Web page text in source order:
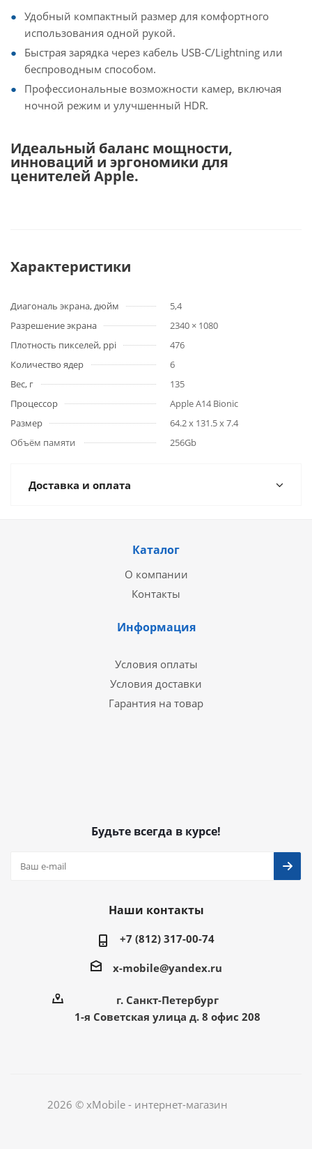
Удобный компактный размер для комфортного
использования одной рукой.
Быстрая зарядка через кабель USB-C/Lightning или
беспроводным способом.
Профессиональные возможности камер, включая
ночной режим и улучшенный HDR.
Идеальный баланс мощности,
инноваций и эргономики для
ценителей Apple.
Характеристики
Диагональ экрана, дюйм
5,4
Разрешение экрана
2340 × 1080
Плотность пикселей, ppi
476
Количество ядер
6
Вес, г
135
Процессор
Apple A14 Bionic
Размер
64.2 x 131.5 x 7.4
Объём памяти
256Gb
Доставка и оплата
Каталог
О компании
Контакты
Информация
Условия оплаты
Условия доставки
Гарантия на товар
Будьте всегда в курсе!
Наши контакты
+7 (812) 317-00-74
x-mobile@yandex.ru
г. Санкт-Петербург
1-я Советская улица д. 8 офис 208
2026 © xMobile - интернет-магазин